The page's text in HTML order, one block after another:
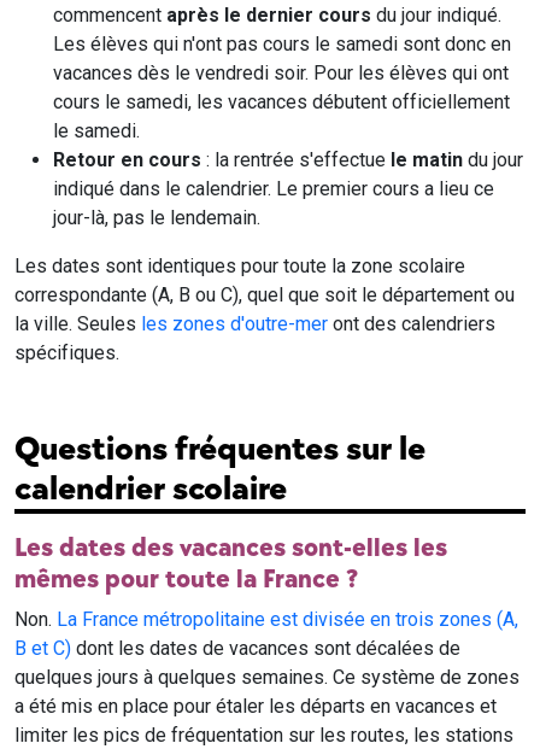
commencent après le dernier cours du jour indiqué.
Les élèves qui n'ont pas cours le samedi sont donc en
vacances dès le vendredi soir. Pour les élèves qui ont
cours le samedi, les vacances débutent officiellement
le samedi.
Retour en cours : la rentrée s'effectue le matin du jour
indiqué dans le calendrier. Le premier cours a lieu ce
jour-là, pas le lendemain.
Les dates sont identiques pour toute la zone scolaire
correspondante (A, B ou C), quel que soit le département ou
la ville. Seules les zones d'outre-mer ont des calendriers
spécifiques.
Questions fréquentes sur le
calendrier scolaire
Les dates des vacances sont-elles les
mêmes pour toute la France ?
Non. La France métropolitaine est divisée en trois zones (A,
B et C) dont les dates de vacances sont décalées de
quelques jours à quelques semaines. Ce système de zones
a été mis en place pour étaler les départs en vacances et
limiter les pics de fréquentation sur les routes, les stations